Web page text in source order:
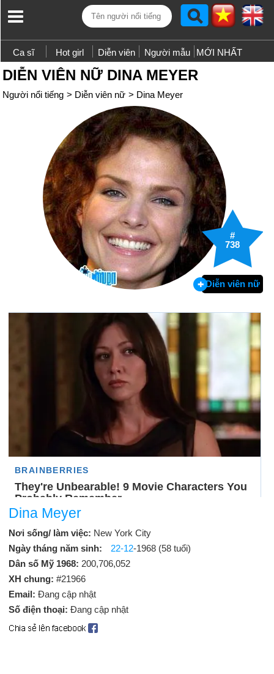
Ca sĩ Hot girl Diễn viên Người mẫu MỚI NHẤT
DIỄN VIÊN NỮ DINA MEYER
Người nổi tiếng > Diễn viên nữ > Dina Meyer
#
738
Diễn viên nữ
Dina Meyer
Nơi sống/ làm việc: New York City
Ngày tháng năm sinh:
22-12-1968 (58 tuổi)
Dân số Mỹ 1968: 200,706,052
XH chung: #21966
Email: Đang cập nhật
Số điện thoại: Đang cập nhật